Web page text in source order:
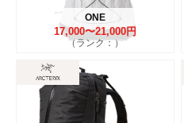
ONE
17,000〜21,000円
（ランク：）